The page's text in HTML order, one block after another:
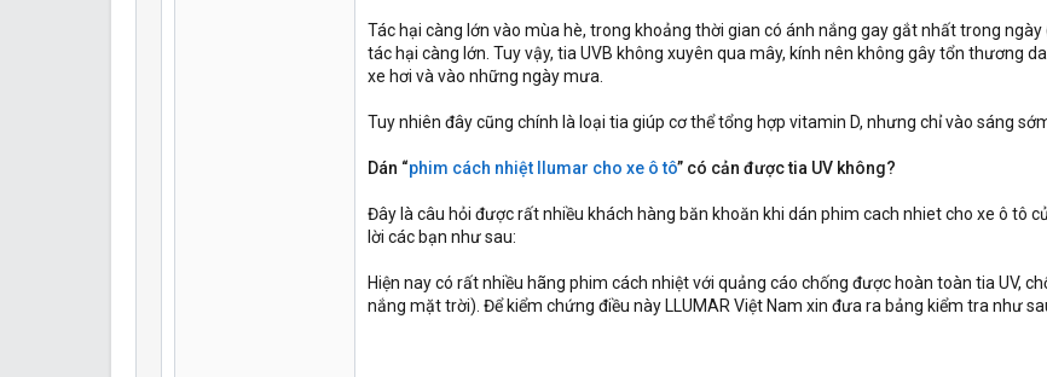
Tác hại càng lớn vào mùa hè, trong khoảng thời gian có ánh nắng gay gắt nhất trong
tác hại càng lớn. Tuy vậy, tia UVB không xuyên qua mây, kính nên không gây tổn thương
xe hơi và vào những ngày mưa.
Tuy nhiên đây cũng chính là loại tia giúp cơ thể tổng hợp vitamin D, nhưng chỉ vào sáng
Dán “phim cách nhiệt llumar cho xe ô tô” có cản được tia UV không?
Đây là câu hỏi được rất nhiều khách hàng băn khoăn khi dán phim cach nhiet cho xe ô tô
lời các bạn như sau:
Hiện nay có rất nhiều hãng phim cách nhiệt với quảng cáo chống được hoàn toàn tia UV,
nắng mặt trời). Để kiểm chứng điều này LLUMAR Việt Nam xin đưa ra bảng kiểm tra như